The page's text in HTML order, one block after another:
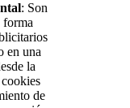
: Son
forma
en una
la
de